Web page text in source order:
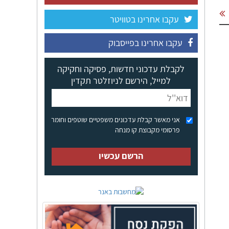
עקבו אחרינו בטוויטר
עקבו אחרינו בפייסבוק
לקבלת עדכוני חדשות, פסיקה וחקיקה
למייל, הירשם לניוזלטר תקדין
אני מאשר קבלת עדכונים משפטיים שוטפים וחומר
פרסומי מקבוצת קו מנחה
הרשם עכשיו